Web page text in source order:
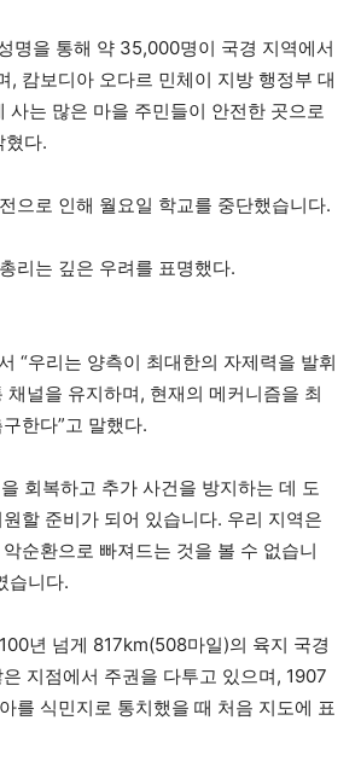
명을 통해 약 35,000명이 국경 지역에서
, 캄보디아 오다르 민체이 지방 행정부 대
사는 많은 마을 주민들이 안전한 곳으로
혔다.
으로 인해 월요일 학교를 중단했습니다.
리는 깊은 우려를 표명했다.
“우리는 양측이 최대한의 자제력을 발휘
채널을 유지하며, 현재의 메커니즘을 최
한다”고 말했다.
회복하고 추가 사건을 방지하는 데 도
할 준비가 되어 있습니다. 우리 지역은
순환으로 빠져드는 것을 볼 수 없습니
습니다.
년 넘게 817km(508마일)의 육지 국경
지점에서 주권을 다투고 있으며, 1907
를 식민지로 통치했을 때 처음 지도에 표